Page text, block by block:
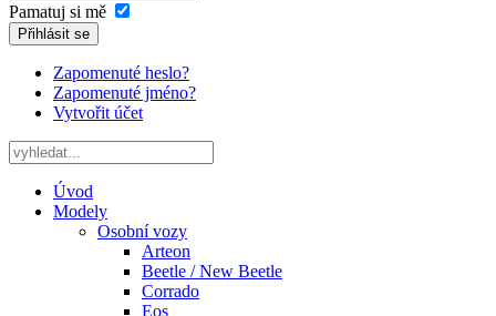
Pamatuj si mě
Přihlásit se
Zapomenuté heslo?
Zapomenuté jméno?
Vytvořit účet
Úvod
Modely
Osobní vozy
Arteon
Beetle / New Beetle
Corrado
Eos